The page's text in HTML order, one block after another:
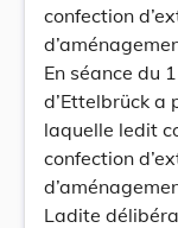
confection
En séance du
d’Ettelbrück a
laquelle ledit
confection
Ladite